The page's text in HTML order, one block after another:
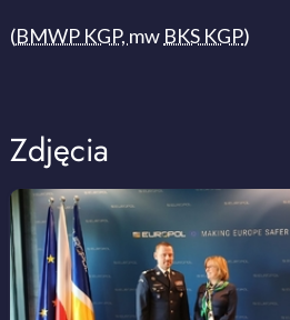
(BMWP KGP, mw BKS KGP)
Zdjęcia